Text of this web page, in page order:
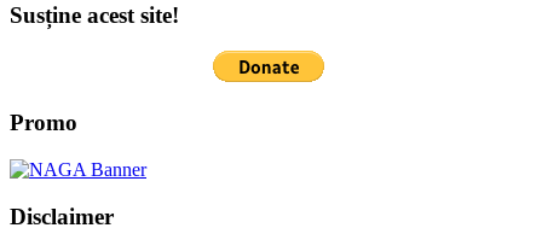
Susține acest site!
Promo
Disclaimer